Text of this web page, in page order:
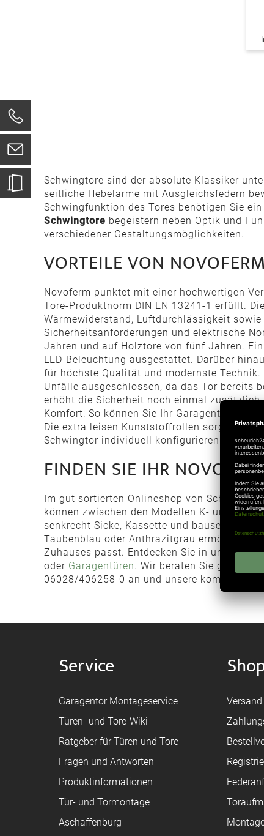
Schwingtore sind der absolute Klassiker
seitliche Hebelarme mit Ausgleichsfedern
Schwingfunktion des Tores benötigen Sie
Schwingtore begeistern neben Optik und
verschiedener Gestaltungsmöglichkeiten.
VORTEILE VON
Novoferm punktet mit einer hochwertigen
Tore-Produktnorm DIN EN 13241-1 erfüllt.
Wärmewiderstand, Luftdurchlässigkeit
Sicherheitsanforderungen und elektrische
Jahren und auf Holztore von fünf Jahren.
LED-Beleuchtung ausgestattet. Darüber
für höchste Qualität und modernste
Unfälle ausgeschlossen, da das Tor bereits
erhöht die Sicherheit noch einmal
Komfort: So können Sie Ihr Garagentor
Die extra leisen Kunststoffrollen sorgen für
Schwingtor individuell konfigurieren.
FINDEN SIE IHR
Im gut sortierten Onlineshop von
können zwischen den Modellen K- und
senkrecht Sicke, Kassette und bauseitige
Taubenblau oder Anthrazitgrau ermöglicht
Zuhauses passt. Entdecken Sie in unserem
oder Garagentüren. Wir beraten Sie gern bei
06028/406258-0 an und unsere
Service
Garagentor Montageservice
Türen- und Tore-Wiki
Ratgeber für Türen und Tore
Fragen und Antworten
Produktinformationen
Tür- und Tormontage
Aschaffenburg
Versand